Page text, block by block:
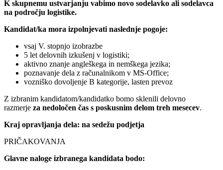
K skupnemu ustvarjanju vabimo novo sodelavko ali sodelavca
na področju logistike.
Kandidat/ka mora izpolnjevati naslednje pogoje:
vsaj V. stopnjo izobrazbe
5 let delovnih izkušenj v logistiki;
aktivno znanje angleškega in nemškega jezika;
poznavanje dela z računalnikom v MS-Office;
vozniško dovoljenje B kategorije, lasten prevoz
Z izbranim kandidatom/kandidatko bomo sklenili delovno
razmerje za nedoločen čas s poskusnim delom treh mesecev.
Kraj opravljanja dela: na sedežu podjetja
PRIČAKOVANJA
Glavne naloge izbranega kandidata bodo: